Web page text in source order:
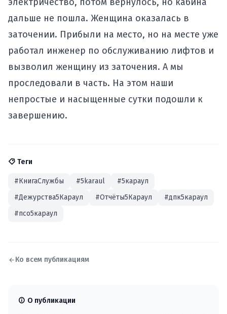
дальше не пошла. Женщина оказалась в
заточении. Прибыли на место, но на месте уже
работал инженер по обслуживанию лифтов и
вызволил женщину из заточения. А мы
проследовали в часть. На этом наши
непростые и насыщенные сутки подошли к
завершению.
Теги
#КнигаСлужбы #5karaul
#5караул
#Дежурства5Караул
#Отчёты5Караул
#дпк5караул
#псо5караул
Ко всем публикациям
О публикации